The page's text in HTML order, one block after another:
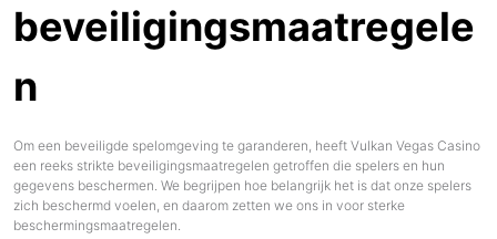
beveiligingsmaatregele
n
Om een beveiligde spelomgeving te garanderen, heeft Vulkan Vegas Casino
een reeks strikte beveiligingsmaatregelen getroffen die spelers en hun
gegevens beschermen. We begrijpen hoe belangrijk het is dat onze spelers
zich beschermd voelen, en daarom zetten we ons in voor sterke
beschermingsmaatregelen.